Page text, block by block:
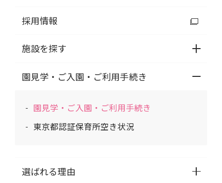
採用情報
施設を探す
園見学・ご入園・ご利用手続き
園見学・ご入園・ご利用手続き
東京都認証保育所空き状況
選ばれる理由